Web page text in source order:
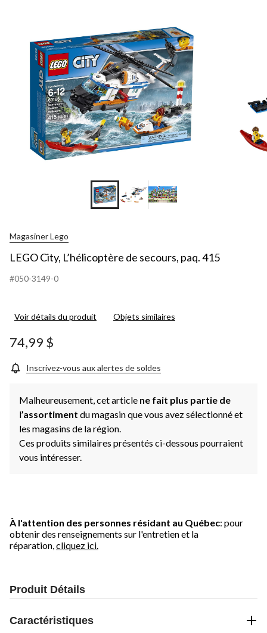
Magasiner Lego
LEGO City, L’hélicoptère de secours, paq. 415
#050-3149-0
Voir détails du produit Objets similaires
74,99 $
Inscrivez-vous aux alertes de soldes
Malheureusement, cet article ne fait plus partie de
l’assortiment du magasin que vous avez sélectionné et
les magasins de la région.
Ces produits similaires présentés ci-dessous pourraient
vous intéresser.
À l'attention des personnes résidant au Québec: pour
obtenir des renseignements sur l'entretien et la
réparation, cliquez ici.
Produit Détails
Caractéristiques